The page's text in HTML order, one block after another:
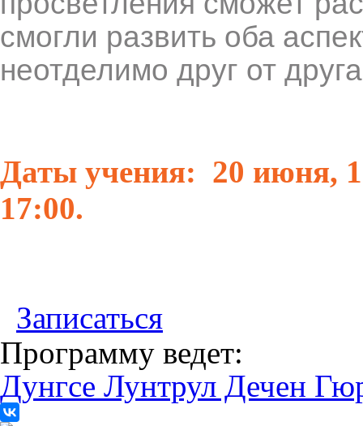
смогли развить оба
неотделимо друг от
Даты учения: 20 июня,
17:00.
Записаться
Программу ведет:
Дунгсе Лунтрул Дечен